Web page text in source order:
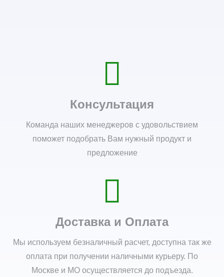
Консультация
Команда наших менеджеров с удовольствием
поможет подобрать Вам нужный продукт и
предложение
Доставка и Оплата
Мы используем безналичный расчет, доступна так же
оплата при получении наличными курьеру. По
Москве и МО осуществляется до подъезда.